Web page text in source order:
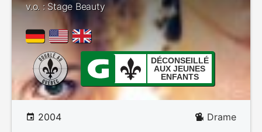
v.o. : Stage Beauty
DÉCONSEILLÉ
AUX JEUNES
ENFANTS
2004 Drame